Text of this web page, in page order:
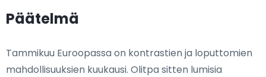
Päätelmä
Tammikuu Euroopassa on kontrastien ja loputtomien
mahdollisuuksien kuukausi. Olitpa sitten lumisia